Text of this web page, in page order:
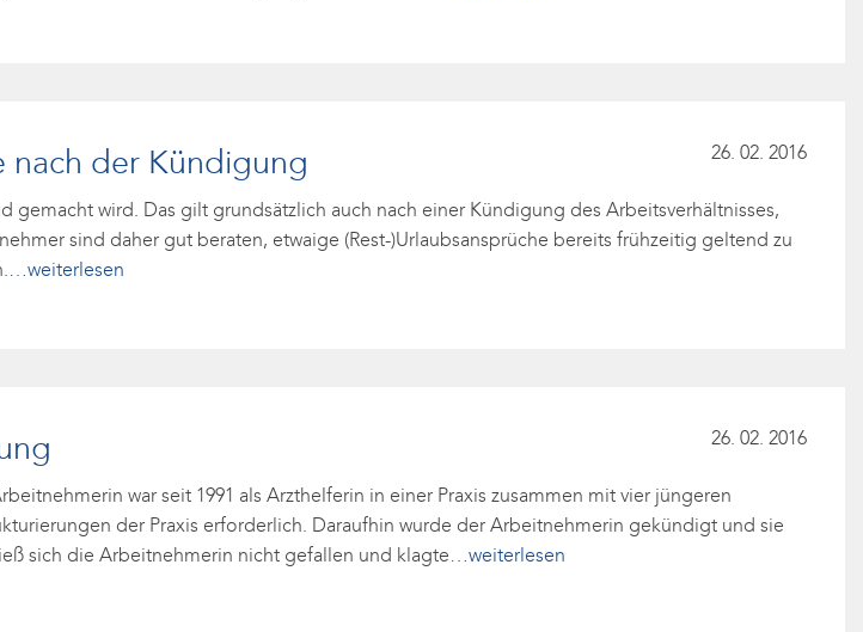
nach der Kündigung 26. 02. 2016
wird. Das gilt grundsätzlich auch nach einer Kündigung des Arbeitsverhältnisses,
sind daher gut beraten, etwaige (Rest-)Urlaubsansprüche bereits frühzeitig geltend zu
…weiterlesen
26. 02. 2016
war seit 1991 als Arzthelferin in einer Praxis zusammen mit vier jüngeren
der Praxis erforderlich. Daraufhin wurde der Arbeitnehmerin gekündigt und sie
sich die Arbeitnehmerin nicht gefallen und klagte…weiterlesen